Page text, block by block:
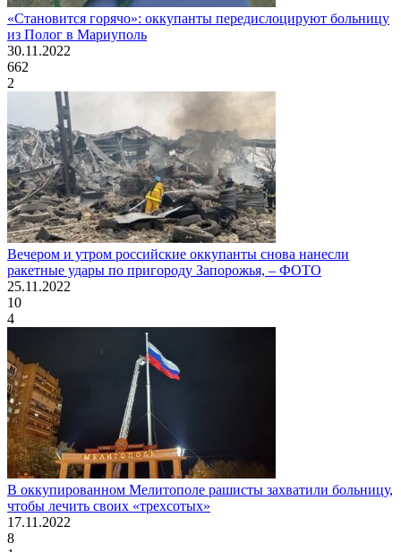
«Становится горячо»: оккупанты передислоцируют больницу
из Полог в Мариуполь
30.11.2022
662
2
Вечером и утром российские оккупанты снова нанесли
ракетные удары по пригороду Запорожья, – ФОТО
25.11.2022
10
4
В оккупированном Мелитополе рашисты захватили больницу,
чтобы лечить своих «трехсотых»
17.11.2022
8